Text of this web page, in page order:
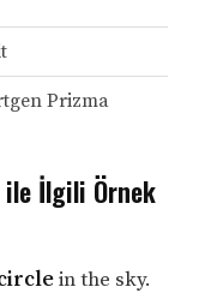
Prizma
İlgili Örnek
in the sky.